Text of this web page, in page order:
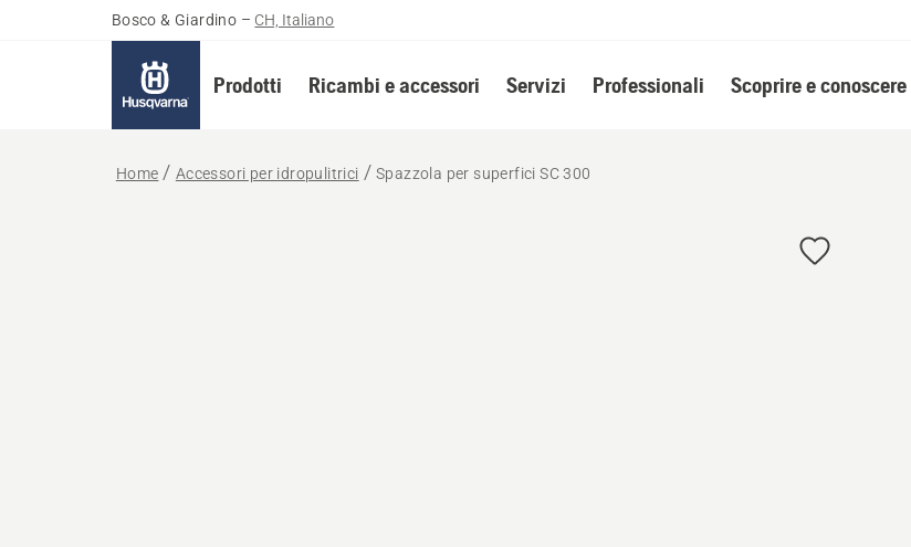
Bosco & Giardino – CH, Italiano
Prodotti Ricambi e accessori Servizi Professionali Scoprire e conoscere
Home Accessori per idropulitrici Spazzola per superfici SC 300